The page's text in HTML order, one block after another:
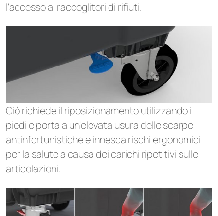
l'accesso ai raccoglitori di rifiuti.
Ciò richiede il riposizionamento utilizzando i
piedi e porta a un'elevata usura delle scarpe
antinfortunistiche e innesca rischi ergonomici
per la salute a causa dei carichi ripetitivi sulle
articolazioni.